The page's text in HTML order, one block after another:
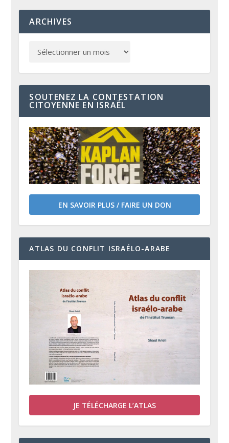
ARCHIVES
SOUTENEZ LA CONTESTATION
CITOYENNE EN ISRAËL
EN SAVOIR PLUS / FAIRE UN DON
ATLAS DU CONFLIT ISRAÉLO-ARABE
JE TÉLÉCHARGE L’ATLAS